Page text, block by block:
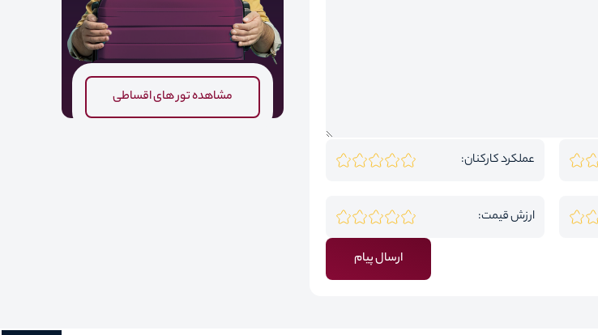
عملکرد کارکنان:
ارزش قیمت:
ارسال پیام
مشاهده تور های اقساطی